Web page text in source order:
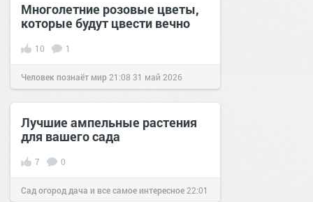
Многолетние розовые цветы,
которые будут цвести вечно
10 1
Человек познаёт мир21:08 31 май 2026
Лучшие ампельные растения
для вашего сада
7 0
Сад огород дача и все самое интересное22:01